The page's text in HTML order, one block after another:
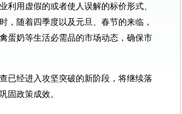
利用虚假的或者使人误解的标价形式、
，随着四季度以及元旦、春节的来临，
蛋奶等生活必需品的市场动态，确保市
已经进入攻坚突破的新阶段，将继续落
固政策成效。